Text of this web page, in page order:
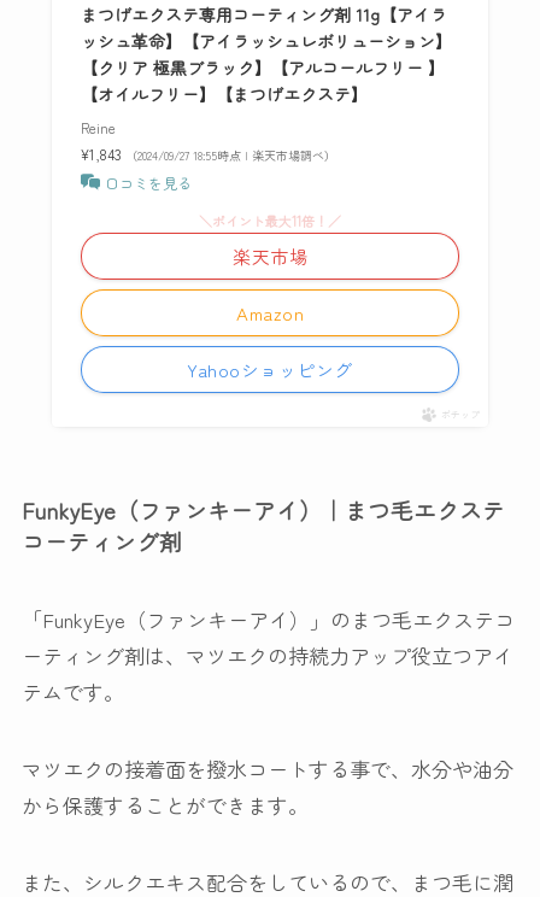
まつげエクステ専用コーティング剤 11g【アイラ
ッシュ革命】【アイラッシュレボリューション】
【クリア 極黒ブラック】【アルコールフリー 】
【オイルフリー】【まつげエクステ】
Reine
¥1,843
（2024/09/27 18:55時点 | 楽天市場調べ）
口コミを見る
Amazon
＼ポイント最大11倍！／
楽天市場
Yahooショッピング
ポチップ
FunkyEye（ファンキーアイ）｜まつ毛エクステ
コーティング剤
「FunkyEye（ファンキーアイ）」のまつ毛エクステコ
ーティング剤は、マツエクの持続力アップ役立つアイ
テムです。
マツエクの接着面を撥水コートする事で、水分や油分
から保護することができます。
また、シルクエキス配合をしているので、まつ毛に潤